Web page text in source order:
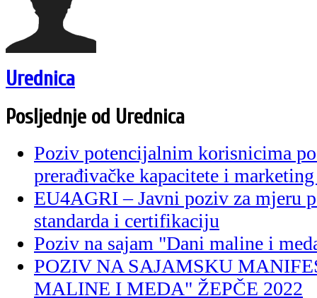
Urednica
Posljednje od Urednica
Poziv potencijalnim korisnicima
prerađivačke kapacitete i
EU4AGRI – Javni poziv za mjeru
standarda i certifikaciju
Poziv na sajam "Dani maline i
POZIV NA SAJAMSKU
MALINE I MEDA" ŽEPČE 2022